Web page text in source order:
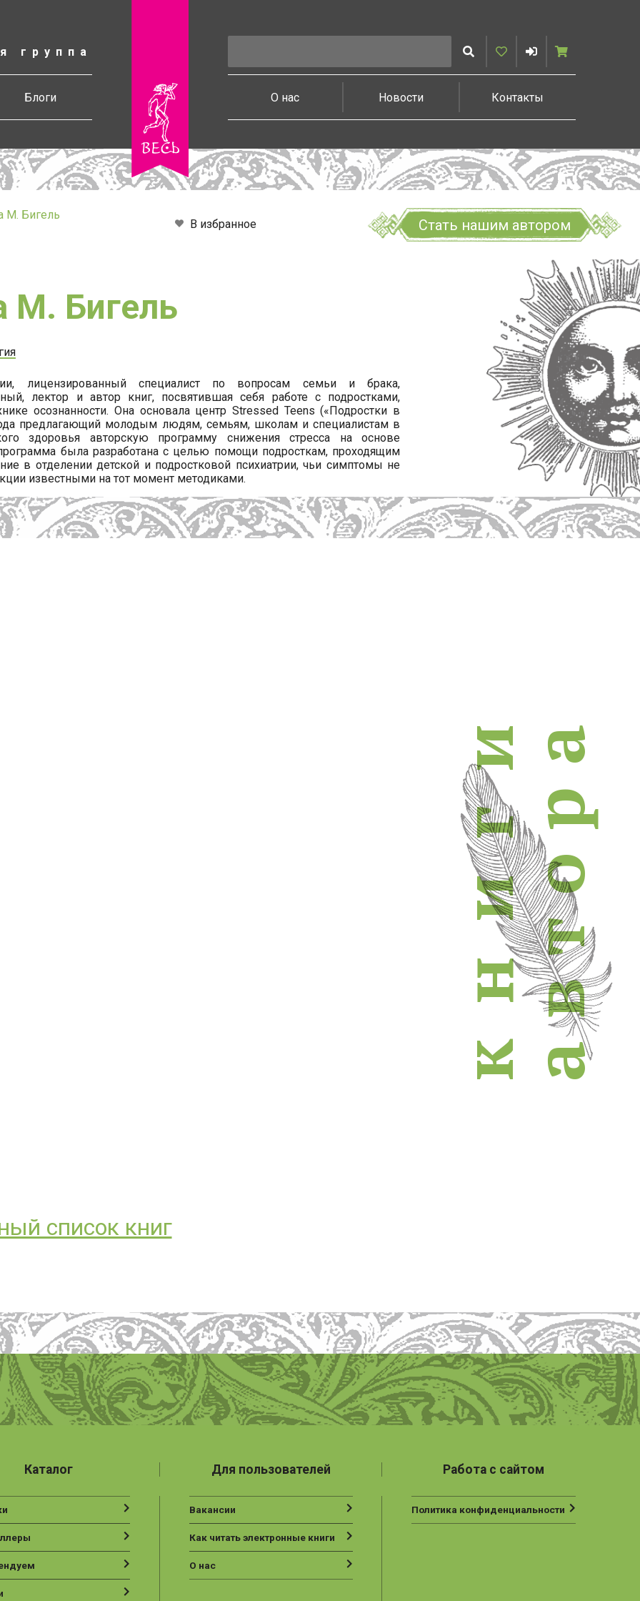
группа ИскатьИзбранное
ВойтиКорзина
Блоги О нас Новости Контакты
М. Бигель
В избранное Стать нашим автором
Бигель
лицензированный специалист по вопросам семьи и брака,
лектор и автор книг, посвятившая себя работе с подростками,
осознанности. Она основала центр Stressed Teens («Подростки в
предлагающий молодым людям, семьям, школам и специалистам в
здоровья авторскую программу снижения стресса на основе
была разработана с целью помощи подросткам, проходящим
в отделении детской и подростковой психиатрии, чьи симптомы не
известными на тот момент методиками.
книги автора
к
н
и
г
и
а
в
т
о
р
а
список книг
Каталог Для пользователей
Вакансии
Как читать электронные книги
О нас
Работа с сайтом
Политика конфиденциальности